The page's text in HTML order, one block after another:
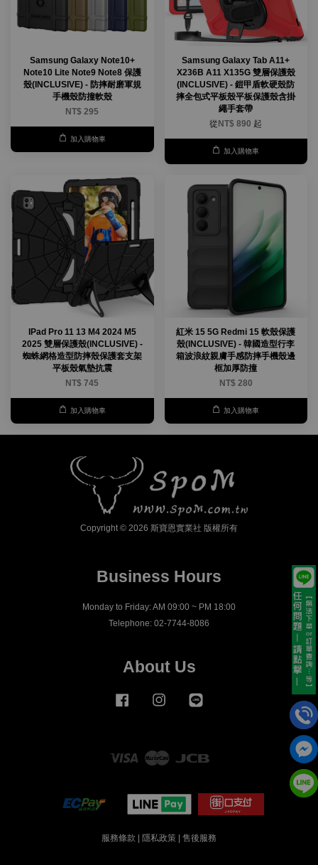
Samsung Galaxy Note10+
Note10 Lite Note9 Note8 保護
殼(INCLUSIVE) - 防摔耐磨軍規
手機殼防撞軟殼
NT$ 295
加入購物車
Samsung Galaxy Tab A11+
X236B A11 X135G 雙層保護殼
(INCLUSIVE) - 鎧甲盾軟硬殼防
摔全包式平板殼平板保護殼含掛
繩手套帶
從 NT$ 890 起
加入購物車
IPad Pro 11 13 M4 2024 M5
2025 雙層保護殼(INCLUSIVE) -
蜘蛛網格造型防摔殼保護套支架
平板殼氣墊抗震
NT$ 745
加入購物車
紅米 15 5G Redmi 15 軟殼保護
殼(INCLUSIVE) - 韓國造型行李
箱波浪紋親膚手感防摔手機殼邊
框加厚防撞
NT$ 280
加入購物車
Copyright © 2026 斯寶恩實業社 版權所有
Business Hours
Monday to Friday: AM 09:00 ~ PM 18:00
Telephone: 02-7744-8086
About Us
Facebook Instagram
Visa Master
服務條款 隱私政策 售後服務